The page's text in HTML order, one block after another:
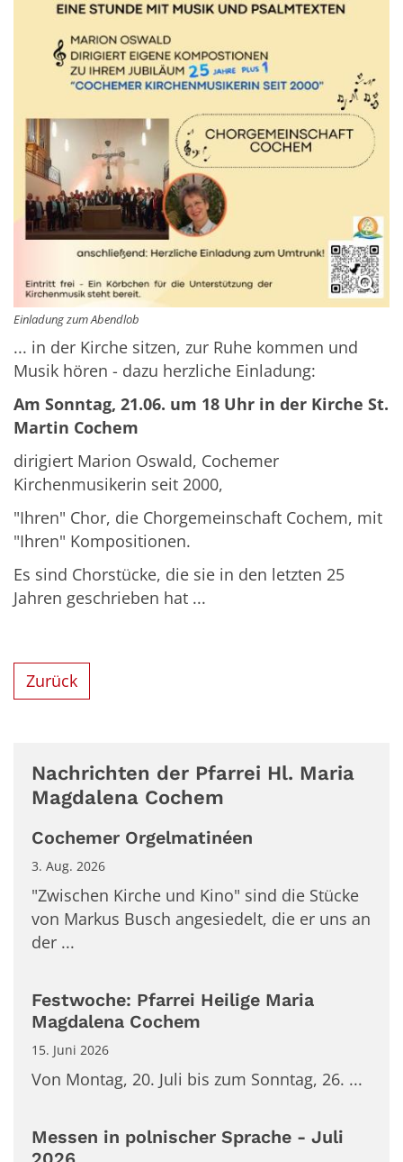
Einladung zum Abendlob
... in der Kirche sitzen, zur Ruhe kommen und
Musik hören - dazu herzliche Einladung:
Am Sonntag, 21.06. um 18 Uhr in der Kirche St.
Martin Cochem
dirigiert Marion Oswald, Cochemer
Kirchenmusikerin seit 2000,
"Ihren" Chor, die Chorgemeinschaft Cochem, mit
"Ihren" Kompositionen.
Es sind Chorstücke, die sie in den letzten 25
Jahren geschrieben hat ...
Zurück
Nachrichten der Pfarrei Hl. Maria
Magdalena Cochem
Cochemer Orgelmatinéen
3. Aug. 2026
"Zwischen Kirche und Kino" sind die Stücke
von Markus Busch angesiedelt, die er uns an
der ...
Festwoche: Pfarrei Heilige Maria
Magdalena Cochem
15. Juni 2026
Von Montag, 20. Juli bis zum Sonntag, 26. ...
Messen in polnischer Sprache - Juli